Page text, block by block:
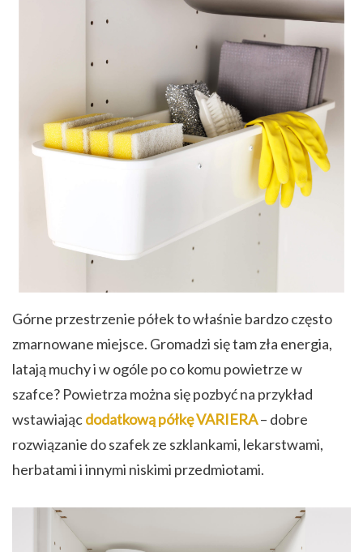
Górne przestrzenie półek to właśnie bardzo często
zmarnowane miejsce. Gromadzi się tam zła energia,
latają muchy i w ogóle po co komu powietrze w
szafce? Powietrza można się pozbyć na przykład
wstawiającdodatkową półkę VARIERA– dobre
rozwiązanie do szafek ze szklankami, lekarstwami,
herbatami i innymi niskimi przedmiotami.